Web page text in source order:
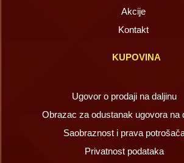
Akcije
Kontakt
KUPOVINA
Ugovor o prodaji na daljinu
Obrazac za odustanak ugovora na
Saobraznost i prava
Privatnost podataka